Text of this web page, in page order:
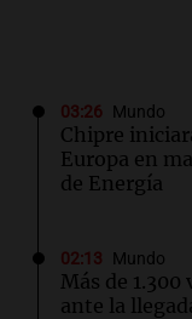
03:26 Mundo
Chipre
Europa en
de Energía
02:13 Mundo
Más de
ante la